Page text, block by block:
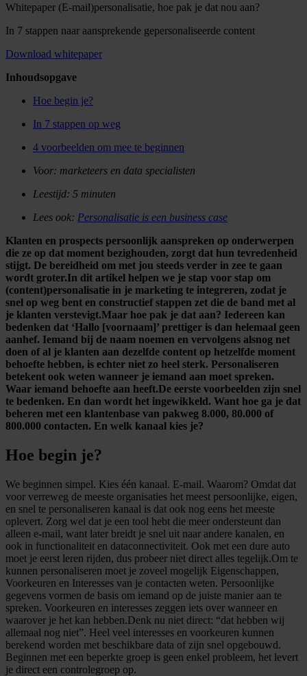
Whitepaper (E-mail)personalisatie, hoe pak je dat nou aan?
In 7 stappen naar aansprekende gepersonaliseerde content
Download whitepaper
Inhoudsopgave
Hoe begin je?
In 7 stappen op weg
4 voorbeelden om mee te beginnen
Voor: marketeers en data specialisten
Leestijd: 5 minuten
Lees ook: Personalisatie is een business case
Klanten en prospects persoonlijk aanspreken op onderwerpen
die ze op dat moment bezighouden, zorgt dat hun tevredenheid
stijgt. De bereidheid om met jou steeds verder in zee te gaan
wordt groter.In dit artikel helpen we je stap voor stap om
(content)personalisatie in je marketing te integreren, zodat je
snel op weg bent en constructief stappen zet die de band met al
je klanten verstevigt.Maar hoe pak je dat aan? Iedereen kan
bedenken dat ‘Hallo [voornaam]’ prettiger is dan helemaal geen
aanhef. Iemand bij de naam noemen en vervolgens alsnog net
doen of al je klanten aan dezelfde content op hetzelfde moment
behoefte hebben, is echter niet zo heel sterk. Personaliseren
betekent ook weten wanneer je iemand aan moet spreken.
Waar iemand behoefte aan heeft.De eerste voorbeelden zijn snel
te bedenken. En dan wordt het ingewikkeld. Want hoe ga je dat
beheren met een klantenbase van pakweg 8.000, 80.000 of
800.000 contacten. En welk kanaal kies je?
Hoe begin je?
We beginnen simpel. Kies één kanaal. E-mail. Waarom? Omdat dat
voor verreweg de meeste organisaties het meest persoonlijke, eigen,
en snel te personaliseren kanaal is dat ook nog eens het meeste
oplevert. Zorg wel dat je een tool hebt die meer ondersteunt dan
alleen e-mail, want later breidt je snel uit naar andere kanalen, en
ook in functionaliteit en dataconnectiviteit. Ook met een dure auto
moet je eerst leren rijden, dus probeer niet direct alles tegelijk.Om te
kunnen personaliseren moet je zoveel mogelijk Eigenschappen,
Voorkeuren en Interesses van je contacten weten. Persoonlijke
gegevens vormen de basis om iemand op de juiste manier aan te
spreken. Voorkeuren en interesses zeggen iets over wanneer en
waarover je het kan hebben.Denk nu niet direct: “dat hebben wij
allemaal nog niet”. Heel veel interesses en voorkeuren kunnen
berekend worden met beschikbare data of zijn snel opgebouwd.
Beginnen met een beperkte groep is geen enkel probleem, het levert
je direct een controlegroep op.